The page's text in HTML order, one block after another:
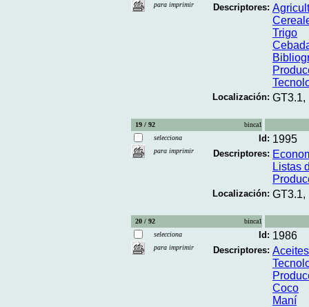
para imprimir
Descriptores:
Trigo
Localización: GT3.1,
19 / 92
binca1
selecciona
para imprimir
Id: 1995
Descriptores:
Listas
Localización: GT3.1,
20 / 92
binca1
selecciona
para imprimir
Id: 1986
Descriptores:
Coco
Maní